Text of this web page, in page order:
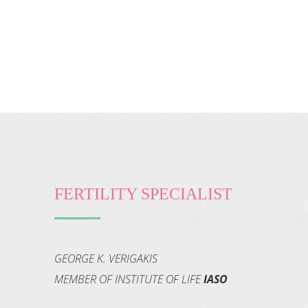
FERTILITY SPECIALIST
GEORGE K. VERIGAKIS
MEMBER OF INSTITUTE OF LIFEIASO